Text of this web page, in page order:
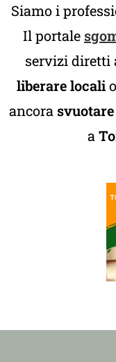
Siamo i
Il portale
servizi diretti
liberare locali
ancora
a